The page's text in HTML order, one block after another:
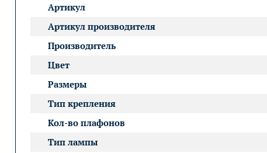
Артикул
Артикул производителя
Производитель
Цвет
Размеры
Тип крепления
Кол-во плафонов
Тип лампы